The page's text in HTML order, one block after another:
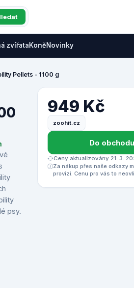
zvířataKoněNovinky
Pellets - 1100 g
psy.
949 Kč
zoohit.cz
Do obchodu
Ceny aktualizovány 21. 3.
Za nákup přes naše odkazy
provizi. Cenu pro vás to